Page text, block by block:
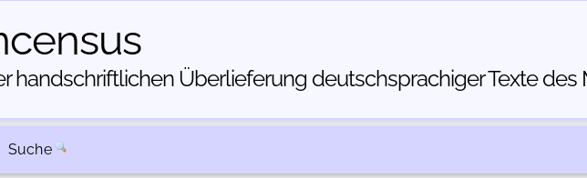
handschriftlichen Über­lieferung deutschsprachiger Texte des
Suche